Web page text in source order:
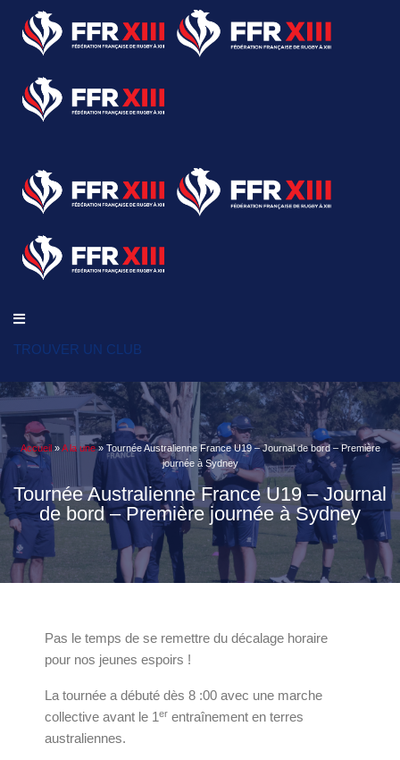
TROUVER UN CLUB
Accueil »A la une»Tournée Australienne France U19 – Journal de bord – Première
journée à Sydney
Tournée Australienne France U19 – Journal
de bord – Première journée à Sydney
Pas le temps de se remettre du décalage horaire
pour nos jeunes espoirs !
La tournée a débuté dès 8 :00 avec une marche
collective avant le 1er entraînement en terres
australiennes.